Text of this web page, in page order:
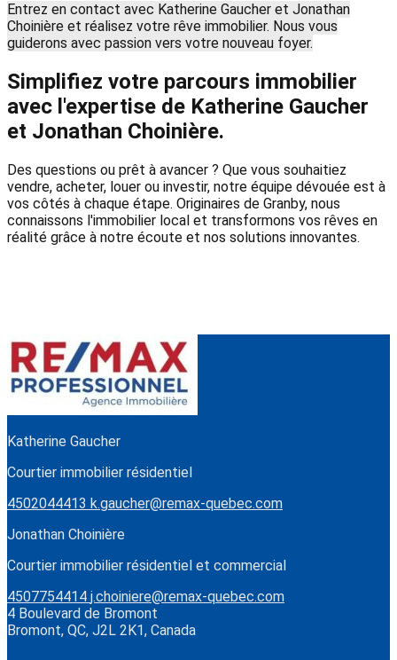
Entrez en contact avec Katherine Gaucher et Jonathan
Choinière et réalisez votre rêve immobilier. Nous vous
guiderons avec passion vers votre nouveau foyer.
Simplifiez votre parcours immobilier
avec l'expertise de Katherine Gaucher
et Jonathan Choinière.
Des questions ou prêt à avancer ? Que vous souhaitiez
vendre, acheter, louer ou investir, notre équipe dévouée est à
vos côtés à chaque étape. Originaires de Granby, nous
connaissons l'immobilier local et transformons vos rêves en
réalité grâce à notre écoute et nos solutions innovantes.
Katherine Gaucher
Courtier immobilier résidentiel
4502044413 k.gaucher@remax-quebec.com
Jonathan Choinière
Courtier immobilier résidentiel et commercial
4507754414 j.choiniere@remax-quebec.com
4 Boulevard de Bromont
Bromont, QC, J2L 2K1, Canada